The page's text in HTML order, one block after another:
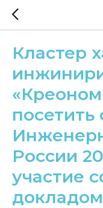
Кластер
России
участие
докладом